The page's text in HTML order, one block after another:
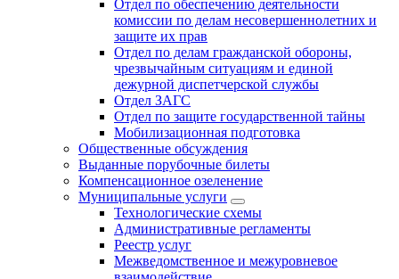
Отдел по обеспечению деятельности
комиссии по делам несовершеннолетних и
защите их прав
Отдел по делам гражданской обороны,
чрезвычайным ситуациям и единой
дежурной диспетчерской службы
Отдел ЗАГС
Отдел по защите государственной тайны
Мобилизационная подготовка
Общественные обсуждения
Выданные порубочные билеты
Компенсационное озеленение
Муниципальные услуги
Технологические схемы
Административные регламенты
Реестр услуг
Межведомственное и межуровневое